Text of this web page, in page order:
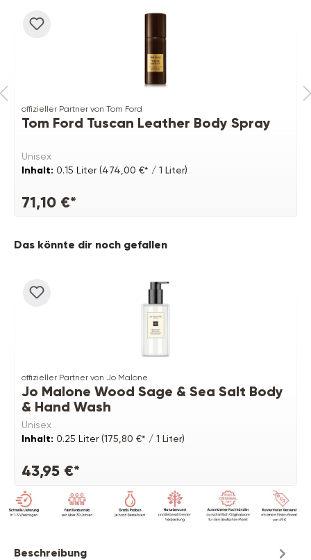
offizieller Partner von Tom Ford
Tom Ford Tuscan Leather Body Spray
Unisex
Inhalt: 0.15 Liter(474,00 €* / 1 Liter)
71,10 €*
Produktgalerie überspringen
Das könnte dir noch gefallen
offizieller Partner von Jo Malone
Jo Malone Wood Sage & Sea Salt Body
& Hand Wash
Unisex
Inhalt: 0.25 Liter(175,80 €* / 1 Liter)
43,95 €*
Beschreibung